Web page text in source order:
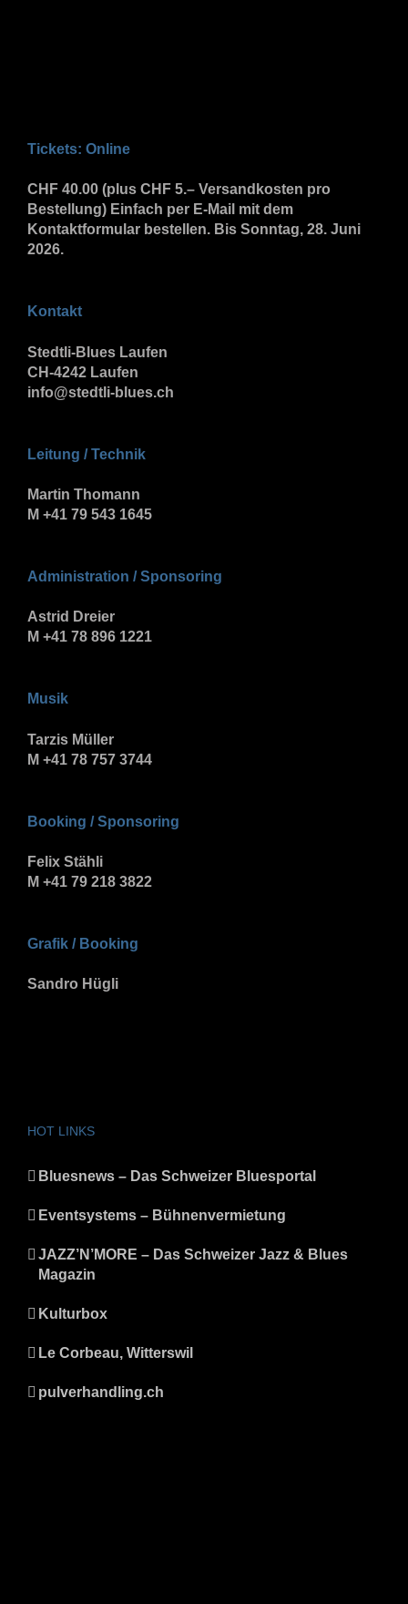
Tickets: Online
CHF 40.00 (plus CHF 5.– Versandkosten pro
Bestellung) Einfach per E-Mail mit dem
Kontaktformular bestellen. Bis Sonntag, 28. Juni
2026.
Kontakt
Stedtli-Blues Laufen
CH-4242 Laufen
info@stedtli-blues.ch
Leitung / Technik
Martin Thomann
M +41 79 543 1645
Administration / Sponsoring
Astrid Dreier
M +41 78 896 1221
Musik
Tarzis Müller
M +41 78 757 3744
Booking / Sponsoring
Felix Stähli
M +41 79 218 3822
Grafik / Booking
Sandro Hügli
HOT LINKS
Bluesnews – Das Schweizer Bluesportal
Eventsystems – Bühnenvermietung
JAZZ’N’MORE – Das Schweizer Jazz & Blues
Magazin
Kulturbox
Le Corbeau, Witterswil
pulverhandling.ch